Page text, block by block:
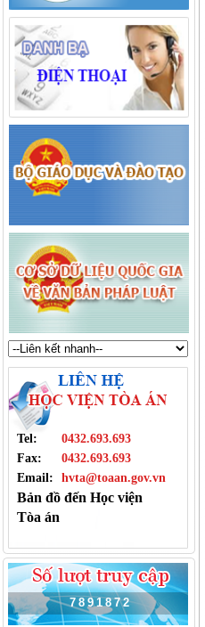
Tel:
0432.693.693
Fax:
0432.693.693
Email:
hvta@toaan.gov.vn
Bản đồ đến Học viện
Tòa án
7 8 9 1 8 7 2